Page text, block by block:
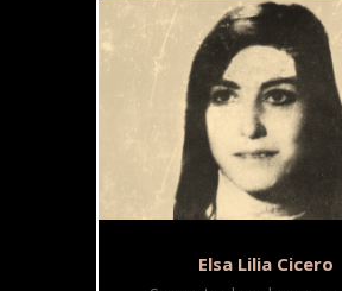
Elsa Lilia Cicero